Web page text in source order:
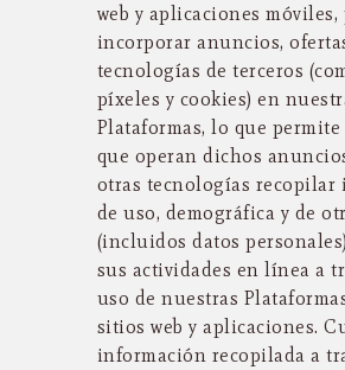
web y aplicaciones móviles,
incorporar anuncios,
tecnologías de terceros
píxeles y cookies) en
Plataformas, lo que permite
que operan dichos
otras tecnologías recopilar
de uso, demográfica y de
(incluidos datos
sus actividades en línea a
uso de nuestras
sitios web y aplicaciones.
información recopilada a